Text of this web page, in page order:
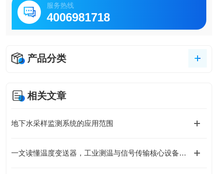
服务热线
4006981718
产品分类
相关文章
地下水采样监测系统的应用范围
一文读懂温度变送器，工业测温与信号传输核心设备指南